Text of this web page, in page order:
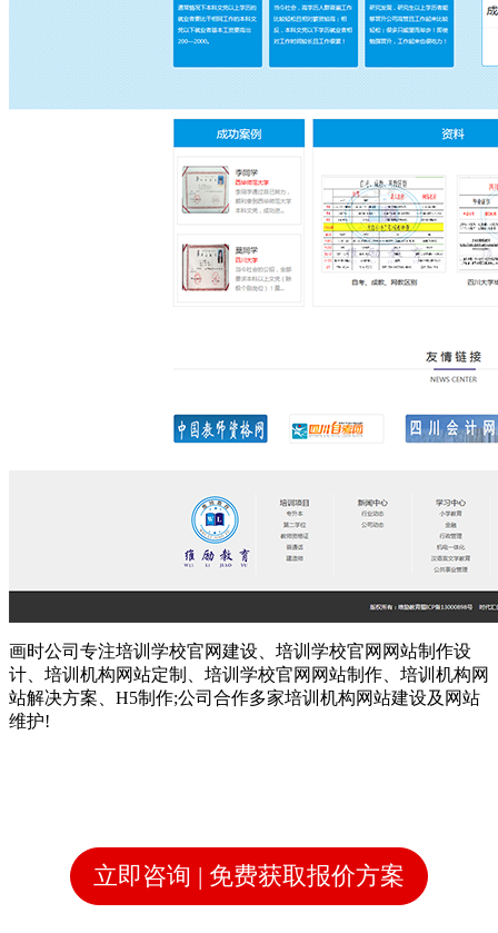
画时公司专注培训学校官网建设、培训学校官网网站制作设
计、 培训机构网站定制、 培训学校官网网站制作、 培训机构网
站解决方案、H5制作;公司合作多家培训机构网站建设及网站
维护!
立即咨询 | 免费获取报价方案